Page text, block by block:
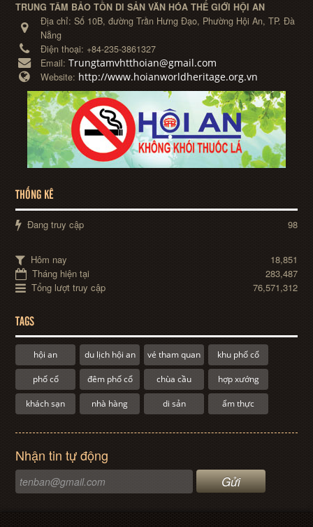
TRUNG TÂM BẢO TỒN DI SẢN VĂN HÓA THẾ GIỚI HỘI AN
Địa chỉ:Số 10B, đường Trần Hưng Đạo, Phường Hội An, TP. Đà
Nẵng
Điện thoại: +84-235-3861327
Email:Trungtamvhtthoian@gmail.com
Website: http://www.hoianworldheritage.org.vn
THỐNG KÊ
Đang truy cập 98
Hôm nay
18,851
Tháng hiện tại
283,487
Tổng lượt truy cập
76,571,312
TAGS
hội an du lịch hội an vé tham quan khu phố cổ
phố cổ đêm phố cổ chùa cầu hợp xướng
khách sạn nhà hàng di sản ẩm thực
Nhận tin tự động